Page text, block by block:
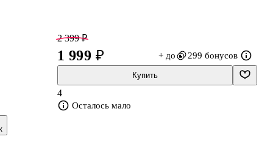
2 399 ₽
1 999 ₽ + до 299 бонусов
Купить
4
Осталось мало